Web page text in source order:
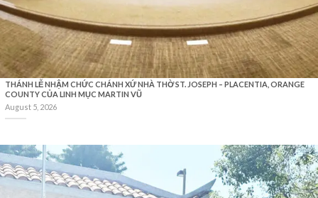
THÁNH LỄ NHẬM CHỨC CHÁNH XỨ NHÀ THỜ ST. JOSEPH – PLACENTIA, ORANGE
COUNTY CỦA LINH MỤC MARTIN VŨ
August 5, 2026